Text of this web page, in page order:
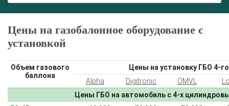
Цены на газобалонное оборудование с
установкой
Объем газового
баллона
Цены на установку ГБО 4-
Alpha
Digitronic OMVL
Цены ГБО на автомобиль с 4-х